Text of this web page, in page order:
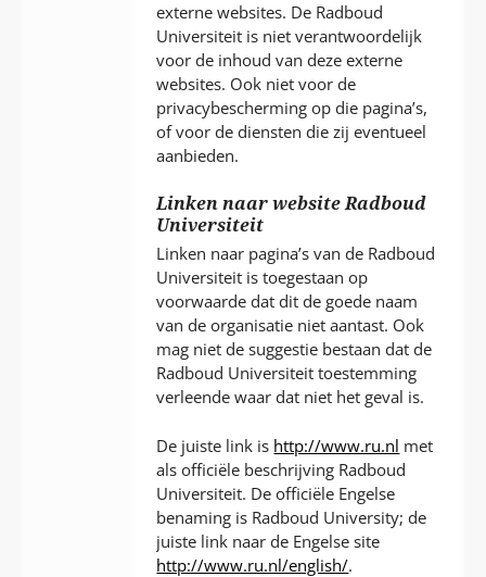
externe websites. De Radboud
Universiteit is niet verantwoordelijk
voor de inhoud van deze externe
websites. Ook niet voor de
privacybescherming op die pagina’s,
of voor de diensten die zij eventueel
aanbieden.
Linken naar website Radboud
Universiteit
Linken naar pagina’s van de Radboud
Universiteit is toegestaan op
voorwaarde dat dit de goede naam
van de organisatie niet aantast. Ook
mag niet de suggestie bestaan dat de
Radboud Universiteit toestemming
verleende waar dat niet het geval is.
De juiste link is http://www.ru.nl met
als officiële beschrijving Radboud
Universiteit. De officiële Engelse
benaming is Radboud University; de
juiste link naar de Engelse site
http://www.ru.nl/english/.